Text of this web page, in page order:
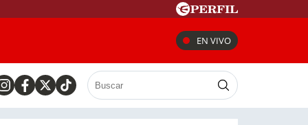
EN VIVO